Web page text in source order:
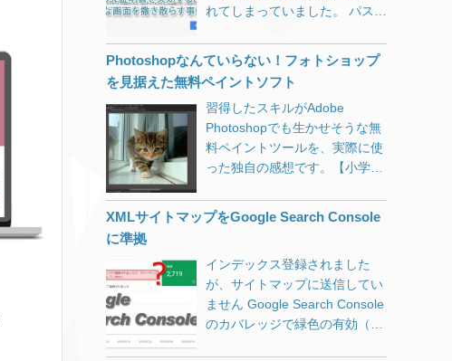
れてしまっていました。 パスワ
カード情報などを不正に取得し
ようとしている可能性がありま
す。 してません…。 中にはそ
ういったサイトもあると思いま
すが、SSL証明書を失効してし
まっているサイトが大多数で
す。 常時SSLへの対応 Google
がかなり浸透してきました。 常
ことを言います。 以前は個人情
報を送信するフォームを設置し
たページだけに使われるのが一
般的でしたがここ数年で急速に
Photoshopなんていらない！フォトショップ
を見据えた無料ペイントソフト
習得したスキルがAdobe
Photoshopでも生かせそうな無
料ペイントツールを、実際に使
った独自の感想です。【小学校
た】
XMLサイトマップをGoogle Search Console
に準拠
インデックス登録されました
が、サイトマップに送信してい
ません Google Search Console
のカバレッジで緑色の有効（イ